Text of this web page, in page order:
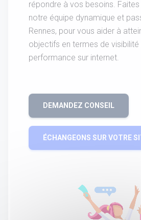
répondre à vos besoins.
notre équipe dynamique et
Rennes, pour vous aider à
objectifs en termes de visibilité
performance sur internet.
DEMANDEZ CONSEIL
ÉCHANGEONS SUR VOTRE